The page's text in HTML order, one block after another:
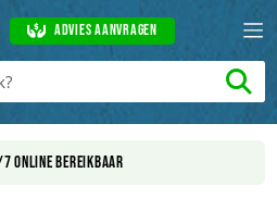
Advies aanvragen
online bereikbaar